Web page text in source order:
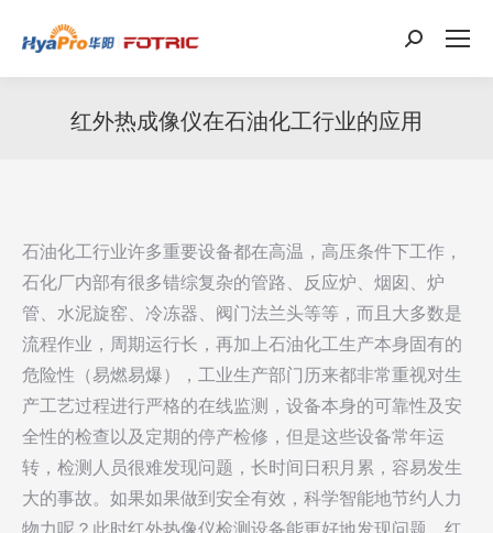
搜
索：
红外热成像仪在石油化工行业的应用
石油化工行业许多重要设备都在高温，高压条件下工作，
石化厂内部有很多错综复杂的管路、反应炉、烟囱、炉
管、水泥旋窑、冷冻器、阀门法兰头等等，而且大多数是
流程作业，周期运行长，再加上石油化工生产本身固有的
危险性（易燃易爆），工业生产部门历来都非常重视对生
产工艺过程进行严格的在线监测，设备本身的可靠性及安
全性的检查以及定期的停产检修，但是这些设备常年运
转，检测人员很难发现问题，长时间日积月累，容易发生
大的事故。如果如果做到安全有效，科学智能地节约人力